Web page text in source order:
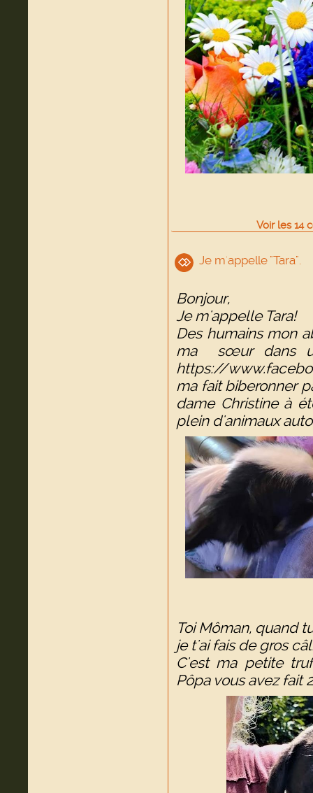
Voir les14
Je m'appelle "Tara".
Bonjour,
Je m'appelle Tara!
Des humains mon
ma sœur dans
https://
ma fait biberonner
dame Christine à
plein d'animaux
Toi Môman, quand
je t'ai fais de gros
C'est ma petite
Pôpa vous avez fait